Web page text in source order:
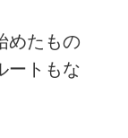
めたもの
ートもな